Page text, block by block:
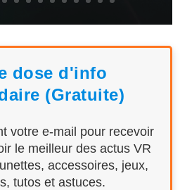
dose d'info
(Gratuite)
votre e-mail pour recevoir
le meilleur des actus VR
accessoires, jeux,
tutos et astuces.